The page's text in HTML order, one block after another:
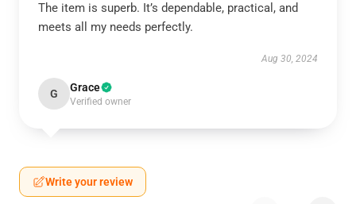
The item is superb. It’s dependable, practical, and
meets all my needs perfectly.
Aug 30, 2024
G Grace
Verified owner
Write your review